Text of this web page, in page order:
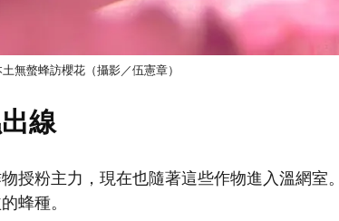
土無螫蜂訪櫻花（攝影／伍憲章）
線
授粉主力，現在也隨著這些作物進入溫網室
蜂種。